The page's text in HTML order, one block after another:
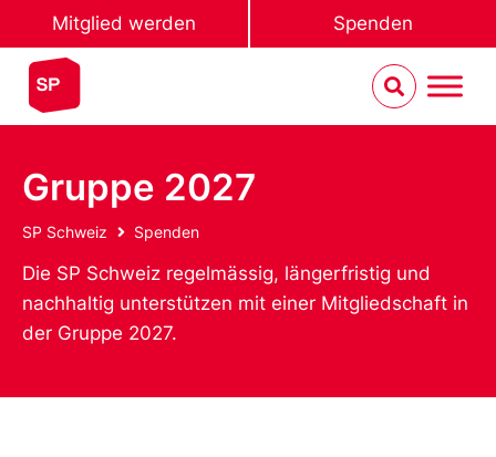
Mitglied werden Spenden
Gruppe 2027
SP Schweiz Spenden
Die SP Schweiz regelmässig, längerfristig und
nachhaltig unterstützen mit einer Mitgliedschaft in
der Gruppe 2027.